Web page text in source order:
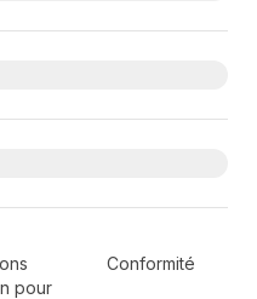
pour
Conformité